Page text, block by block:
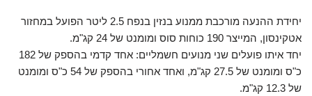
יחידת ההנעה מורכבת ממנוע בנזין בנפח 2.5 ליטר הפועל במחזור
אטקינסון, המייצר 190 כוחות סוס ומומנט של 24 קג"מ.
יחד איתו פועלים שני מנועים חשמליים: אחד קדמי בהספק של 182
כ"ס ומומנט של 27.5 קג"מ, ואחד אחורי בהספק של 54 כ"ס ומומנט
של 12.3 קג"מ.